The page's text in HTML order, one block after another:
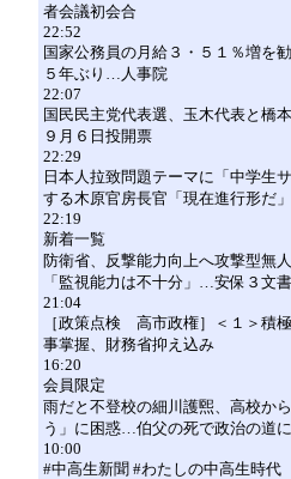
者会議初会合
22:52
国家公務員の月給３・５１％増を
５年ぶり…人事院
22:07
国民民主党代表選、玉木代表と橋
９月６日投開票
22:29
日本人拉致問題テーマに「中学生
する木原官房長官「現在進行形だ
22:19
新着一覧
防衛省、反撃能力向上へ攻撃型無
「監視能力は不十分」…安保３文
21:04
［政策点検 高市政権］＜１＞積
事掌握、財務省抑え込み
16:20
会員限定
雨だと不登校の細川護煕、高校か
う」に困惑…伯父の死で政治の道に
10:00
#中高生新聞 #わたしの中高生時代